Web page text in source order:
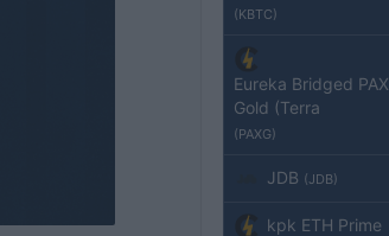
(KBTC)
Eureka Bridged PAX
Gold (Terra
(PAXG)
JDB (JDB)
kpk ETH Prime